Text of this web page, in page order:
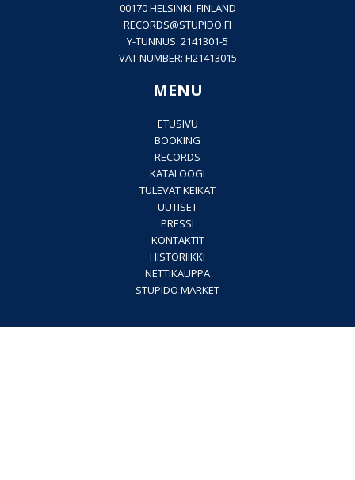
00170 HELSINKI, FINLAND
RECORDS@STUPIDO.FI
Y-TUNNUS: 2141301-5
VAT NUMBER: FI21413015
MENU
ETUSIVU
BOOKING
RECORDS
KATALOOGI
TULEVAT KEIKAT
UUTISET
PRESSI
KONTAKTIT
HISTORIIKKI
NETTIKAUPPA
STUPIDO MARKET